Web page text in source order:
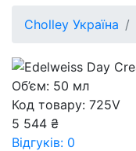
Cholley Україна
Об’єм: 50 мл
Код товару: 725V
5 544 ₴
Відгуків: 0